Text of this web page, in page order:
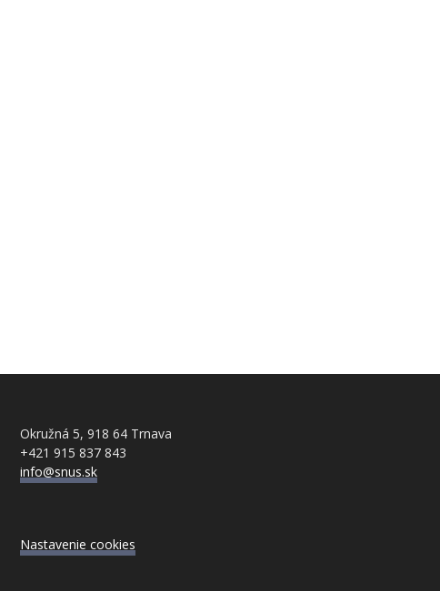
Okružná 5, 918 64 Trnava
+421 915 837 843
info@snus.sk
Nastavenie cookies